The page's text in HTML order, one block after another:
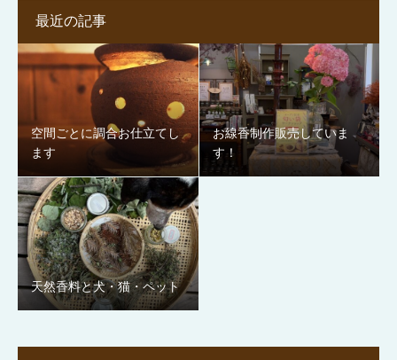
最近の記事
空間ごとに調合お仕立てし
ます
お線香制作販売していま
す！
天然香料と犬・猫・ペット